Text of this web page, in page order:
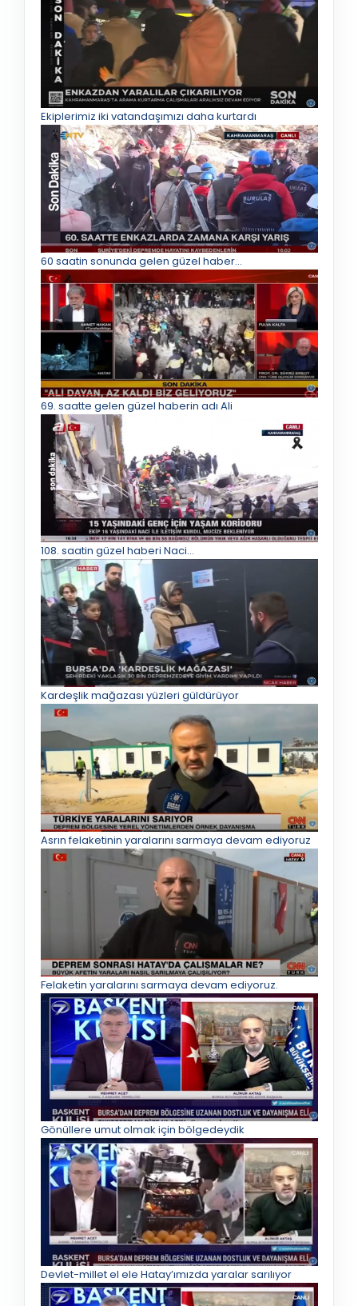
Ekiplerimiz iki vatandaşımızı daha kurtardı
60 saatin sonunda gelen güzel haber...
69. saatte gelen güzel haberin adı Ali
108. saatin güzel haberi Naci…
Kardeşlik mağazası yüzleri güldürüyor
Asrın felaketinin yaralarını sarmaya devam ediyoruz
Felaketin yaralarını sarmaya devam ediyoruz.
Gönüllere umut olmak için bölgedeydik
Devlet-millet el ele Hatay’ımızda yaralar sarılıyor